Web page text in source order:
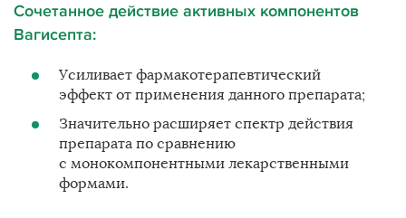
Сочетанное действие активных компонентов
Вагисепта:
Усиливает фармакотерапевтический
эффект от применения данного препарата;
Значительно расширяет спектр действия
препарата по сравнению
с монокомпонентными лекарственными
формами.